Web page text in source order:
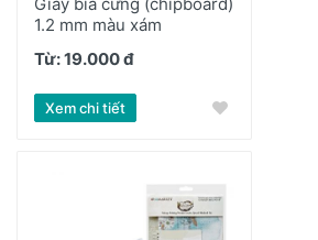
1.2 mm màu xám
Từ: 19.000 đ
Xem chi tiết